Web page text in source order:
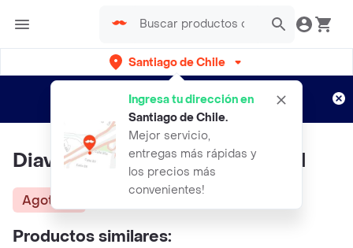
Santiago de Chile
Ingresa tu dirección en
Santiago de Chile.
Mejor servicio,
entregas más rápidas y
los precios más
convenientes!
envíos gratis por semanas
Aplican TyC
Diavital Probióticos + Fibra KLN
Agotado
Productos similares: